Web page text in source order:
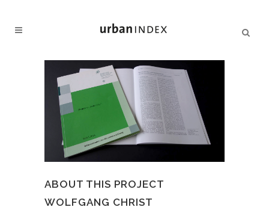
ABOUT THIS PROJECT
WOLFGANG CHRIST